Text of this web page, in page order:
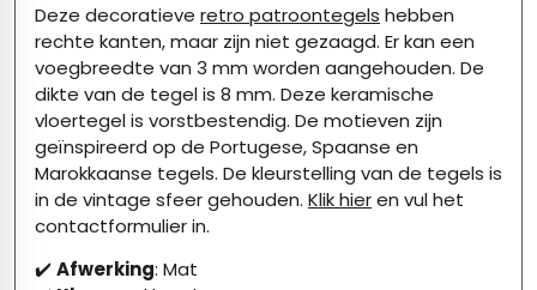
Deze decoratieve retro patroontegels hebben
rechte kanten, maar zijn niet gezaagd. Er kan een
voegbreedte van 3 mm worden aangehouden. De
dikte van de tegel is 8 mm. Deze keramische
vloertegel is vorstbestendig. De motieven zijn
geïnspireerd op de Portugese, Spaanse en
Marokkaanse tegels. De kleurstelling van de tegels is
in de vintage sfeer gehouden. Klik hieren vul het
contactformulier in.
✔️Afwerking: Mat